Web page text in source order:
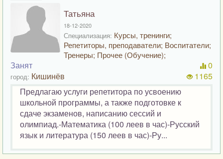
Татьяна
18-12-2020
Специализация: Курсы, тренинги;
Репетиторы, преподаватели; Воспитатели;
Тренеры; Прочее (Обучение);
Занят
город: Кишинёв
0
1165
Предлагаю услуги репетитора по усвоению
школьной программы, а также подготовке к
сдаче экзаменов, написанию сессий и
олимпиад.-Математика (100 леев в час)-Русский
язык и литература (150 леев в час)-Ру...